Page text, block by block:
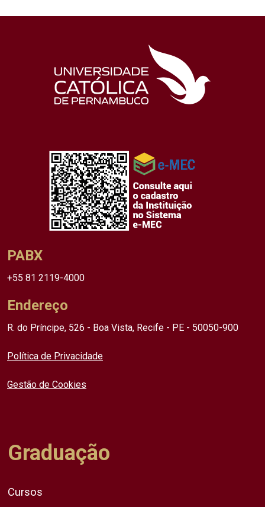
PABX
+55 81 2119-4000
Endereço
R. do Príncipe, 526 - Boa Vista, Recife - PE - 50050-900
Política de Privacidade
Gestão de Cookies
Graduação
Cursos